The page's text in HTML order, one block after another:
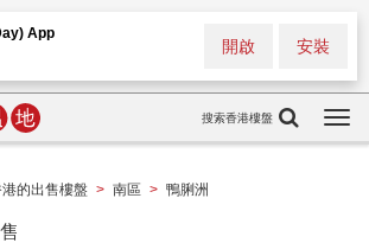
App
安裝
開啟
搜索香港樓盤
的出售樓盤 > 南區 > 鴨脷洲